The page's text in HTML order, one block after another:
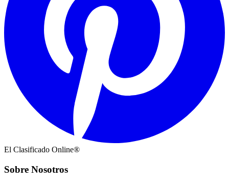
El Clasificado Online®
Sobre Nosotros